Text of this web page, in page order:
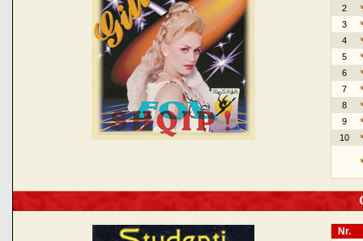
2
3
4
5
6
7
8
9
10
Nr.